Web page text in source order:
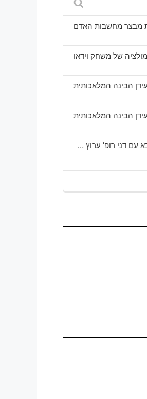
פרק 96. הצד האפל של רובלוקס ומשחקי הווידאו: ראיון ב 'דבר הבא עם דני רופ' ערוץ הכלכלה של ישראל